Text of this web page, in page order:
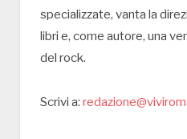
specializzate, vanta la
libri e, come autore, una
del rock.
Scrivi a: